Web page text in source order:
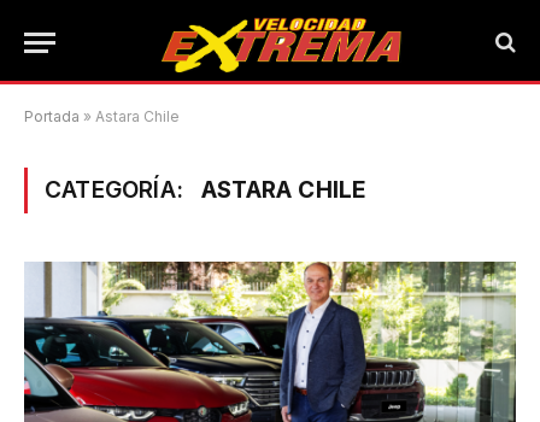
Portada » Astara Chile
CATEGORÍA: ASTARA CHILE